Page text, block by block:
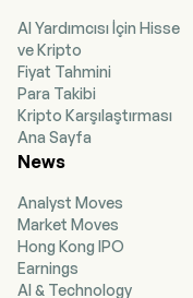
AI Yardımcısı İçin Hisse
ve Kripto
Fiyat Tahmini
Para Takibi
Kripto Karşılaştırması
Ana Sayfa
News
Analyst Moves
Market Moves
Hong Kong IPO
Earnings
AI & Technology